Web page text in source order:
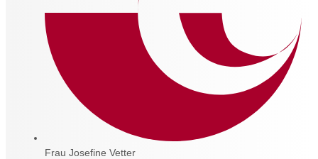
Frau Josefine Vetter